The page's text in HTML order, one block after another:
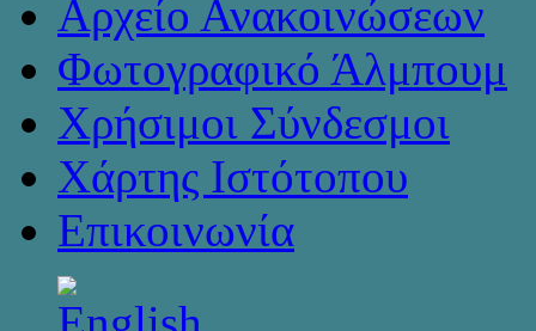
Αρχείο Ανακοινώσεων
Φωτογραφικό Άλμπουμ
Χρήσιμοι Σύνδεσμοι
Χάρτης Ιστότοπου
Επικοινωνία